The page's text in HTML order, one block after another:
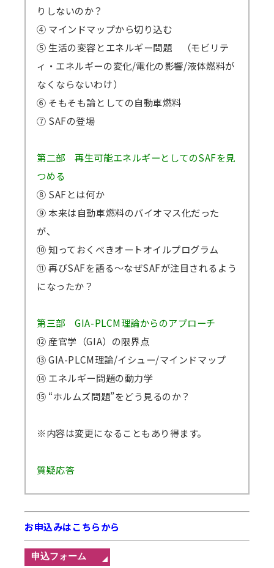
りしないのか？
④ マインドマップから切り込む
⑤ 生活の変容とエネルギー問題 （モビリテ
ィ・エネルギーの変化/電化の影響/液体燃料が
なくならないわけ）
⑥ そもそも論としての自動車燃料
⑦ SAFの登場
第二部 再生可能エネルギーとしてのSAFを見
つめる
⑧ SAFとは何か
⑨ 本来は自動車燃料のバイオマス化だった
が、
⑩ 知っておくべきオートオイルプログラム
⑪ 再びSAFを語る～なぜSAFが注目されるよう
になったか？
第三部 GIA-PLCM理論からのアプローチ
⑫ 産官学（GIA）の限界点
⑬ GIA-PLCM理論/イシュー/マインドマップ
⑭ エネルギー問題の動力学
⑮ “ホルムズ問題”をどう見るのか？
※内容は変更になることもあり得ます。
質疑応答
お申込みはこちらから